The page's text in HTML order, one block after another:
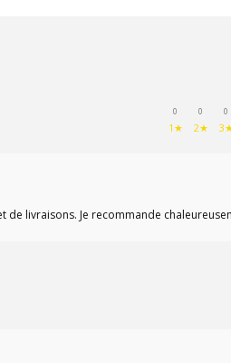
0
1★
0
2★
0
livraisons. Je recommande